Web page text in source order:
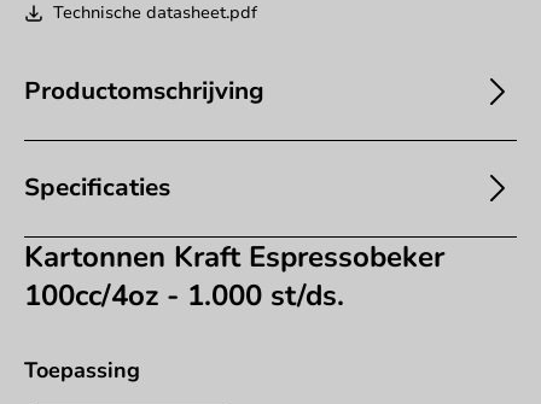
Technische datasheet.pdf
Productomschrijving
Specificaties
Kartonnen Kraft Espressobeker
100cc/4oz - 1.000 st/ds.
Toepassing